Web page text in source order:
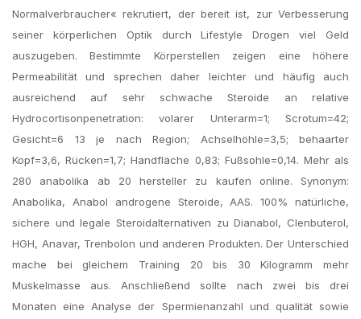
Normalverbraucher« rekrutiert, der bereit ist, zur Verbesserung
seiner körperlichen Optik durch Lifestyle Drogen viel Geld
auszugeben. Bestimmte Körperstellen zeigen eine höhere
Permeabilität und sprechen daher leichter und häufig auch
ausreichend auf sehr schwache Steroide an relative
Hydrocortisonpenetration: volarer Unterarm=1; Scrotum=42;
Gesicht=6 13 je nach Region; Achselhöhle=3,5; behaarter
Kopf=3,6, Rücken=1,7; Handfläche 0,83; Fußsohle=0,14. Mehr als
280 anabolika ab 20 hersteller zu kaufen online. Synonym:
Anabolika, Anabol androgene Steroide, AAS. 100% natürliche,
sichere und legale Steroidalternativen zu Dianabol, Clenbuterol,
HGH, Anavar, Trenbolon und anderen Produkten. Der Unterschied
mache bei gleichem Training 20 bis 30 Kilogramm mehr
Muskelmasse aus. Anschließend sollte nach zwei bis drei
Monaten eine Analyse der Spermienanzahl und qualität sowie